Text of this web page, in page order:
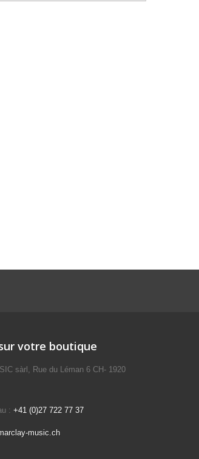
votre boutique
sàrl, Rue du Léman 6 CH- 1920
: +41 (0)27 722 77 37
music.ch